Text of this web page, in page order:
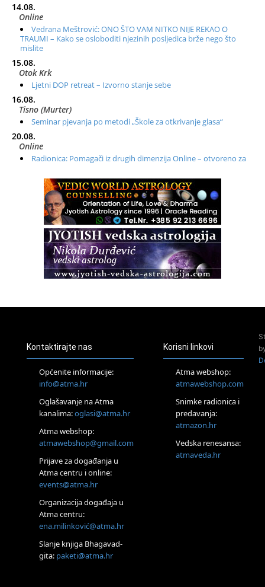
14.08.
Online
Vedrana Meštrović: ONO ŠTO VAM NITKO NIJE REKAO O
TRAUMI – Kako se osloboditi njezinih posljedica brže nego što
mislite
15.08.
Otok Krk
Ljetni DOP retreat – Izvorno stanje sebe
16.08.
Tisno (Murter)
Seminar pjevanja po metodi „Škole za otkrivanje glasa“
20.08.
Online
Radionica: Pomagači iz drugih dimenzija Online – otvoreno za
Zagreb+Online
Osnovni ThetaHealing® tečaj, Zagreb i Online
Zagreb
Osnovna radionica za izscjeljivanje pranom (Basic Pranic
Healing course)
Access BARS®, otpusti stres
Pjesma srca / Zagreb
Tečaj Višeg Vodstva, razvijanja intuicije i Akaša zapisa
Online
Upisi u program Profesionalni hipnoterapeut — nova
Online
Postanite Nositelj Vibracije Nove Zemlje
Visoko
Alemka Dauskardt – Jednodnevna radionica sistemskih
konstelacija
Zagreb
HOD PO ŽERAVICI – Seminar koji mijenja tijelo, duh i um
SoulFest – Festival glazbe, mudrosti i zajedništva
Kontaktirajte nas
Općenite informacije:
info@atma.hr
Oglašavanje na Atma
kanalima:oglasi@atma.hr
Atma webshop:
atmawebshop@gmail.com
Prijave za događanja u
Atma centru i online:
events@atma.hr
Organizacija događaja u
Atma centru:
ena.milinković@atma.hr
Slanje knjiga Bhagavad-
gita: paketi@atma.hr
Korisni linkovi
Atma webshop:
atmawebshop.com
Snimke radionica i
predavanja:
atmazon.hr
Vedska renesansa:
atmaveda.hr